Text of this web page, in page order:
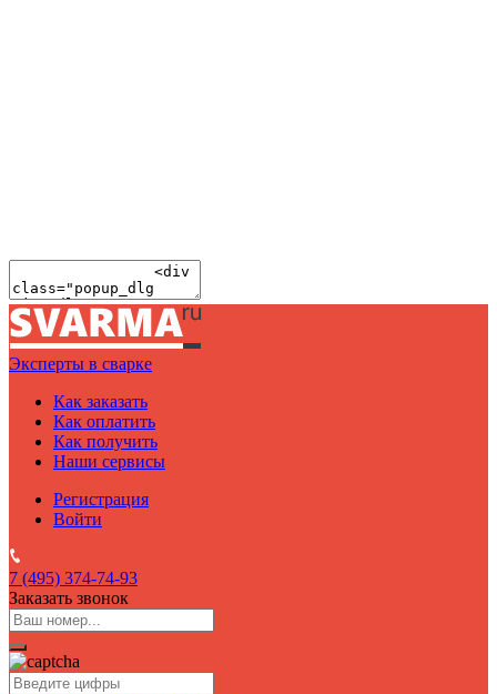
Эксперты в сварке
Как заказать
Как оплатить
Как получить
Наши сервисы
Регистрация
Войти
7 (495) 374-74-93
Заказать звонок